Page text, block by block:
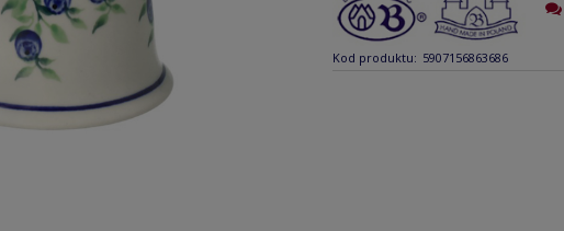
Kod produktu: 5907156863686